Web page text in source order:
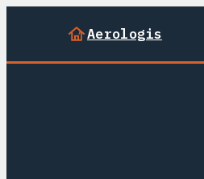
Aerologis